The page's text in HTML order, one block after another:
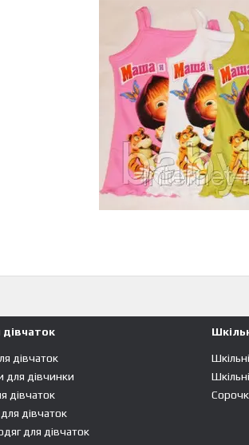
дівчаток
для дівчинки
дівчаток
дівчаток
для дівчаток